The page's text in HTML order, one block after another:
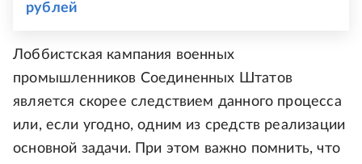
рублей
Лоббистская кампания военных
промышленников Соединенных Штатов
является скорее следствием данного процесса
или, если угодно, одним из средств реализации
основной задачи. При этом важно помнить, что